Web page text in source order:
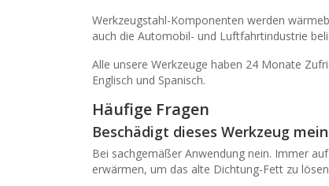
Werkzeugstahl-Komponenten werden
auch die Automobil- und Luftfahrtindustrie
Alle unsere Werkzeuge haben 24 Monate
Englisch und Spanisch.
Häufige Fragen
Beschädigt dieses Werkzeug
Bei sachgemäßer Anwendung nein. Immer
erwärmen, um das alte Dichtung-Fett zu